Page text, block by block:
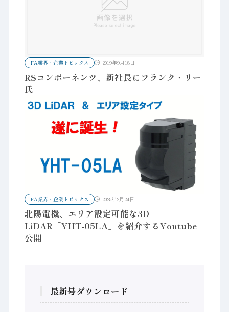
FA業界・企業トピックス 2019年9月18日
RSコンポーネンツ、新社長にフランク・リー
氏
FA業界・企業トピックス 2025年2月24日
北陽電機、エリア設定可能な3D
LiDAR「YHT-05LA」を紹介するYoutube
公開
最新号ダウンロード